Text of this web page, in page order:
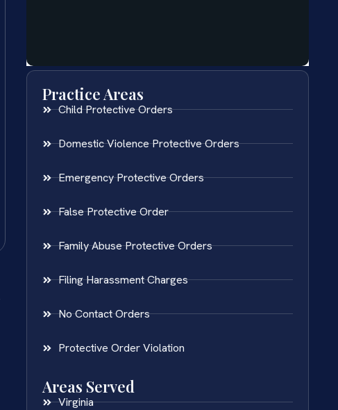
Practice Areas
Child Protective Orders
Domestic Violence Protective Orders
Emergency Protective Orders
False Protective Order
Family Abuse Protective Orders
Filing Harassment Charges
No Contact Orders
Protective Order Violation
Areas Served
Virginia